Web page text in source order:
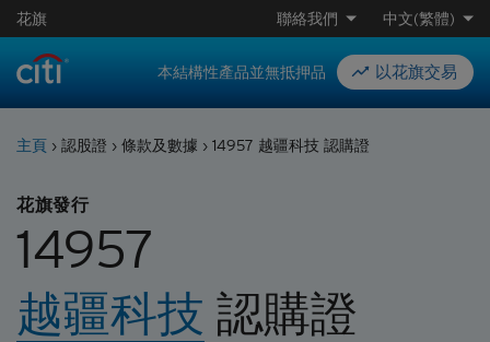
花旗 聯絡我們 中文(繁體)
本結構性產品並無抵押品 以花旗交易
主頁 › 認股證 › 條款及數據 › 14957 越疆科技 認購證
花旗發行
14957
越疆科技 認購證